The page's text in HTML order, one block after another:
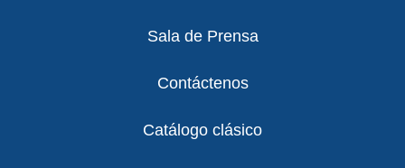
Sala de Prensa
Contáctenos
Catálogo clásico